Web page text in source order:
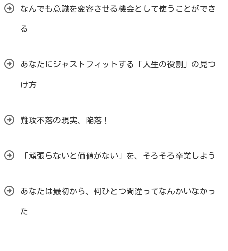
なんでも意識を変容させる機会として使うことができ
る
あなたにジャストフィットする「人生の役割」の見つ
け方
難攻不落の現実、陥落！
「頑張らないと価値がない」を、そろそろ卒業しよう
あなたは最初から、何ひとつ間違ってなんかいなかっ
た